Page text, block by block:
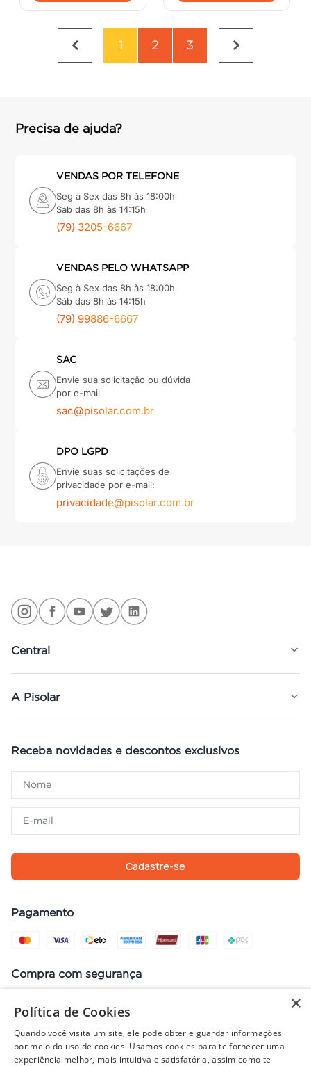
1 2 3
Precisa de ajuda?
VENDAS POR TELEFONE
Seg à Sex das 8h às 18:00h
Sáb das 8h às 14:15h
(79) 3205-6667
VENDAS PELO WHATSAPP
Seg à Sex das 8h às 18:00h
Sáb das 8h às 14:15h
(79) 99886-6667
SAC
Envie sua solicitação ou dúvida
por e-mail
sac@pisolar.com.br
DPO LGPD
Envie suas solicitações de
privacidade por e-mail:
privacidade@pisolar.com.br
Central
A Pisolar
Receba novidades e descontos exclusivos
Cadastre-se
Pagamento
Compra com segurança
Preços, promoções, condições de pagamento e frete válidos apenas
para compras no site. Em caso de divergência, prevalece o valor do
×
Política de Cookies
Quando você visita um site, ele pode obter e guardar informações
por meio do uso de cookies. Usamos cookies para te fornecer uma
experiência melhor, mais intuitiva e satisfatória, assim como te